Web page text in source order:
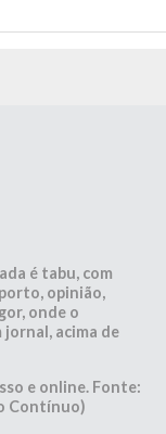
é tabu, com
opinião,
onde o
acima de
e online. Fonte:
Contínuo)